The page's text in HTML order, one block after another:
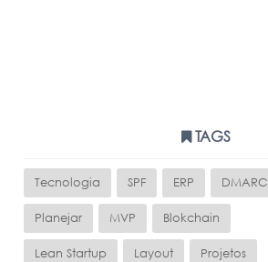
TAGS
Tecnologia SPF ERP DMARC
Planejar MVP Blokchain
Lean Startup Layout Projetos